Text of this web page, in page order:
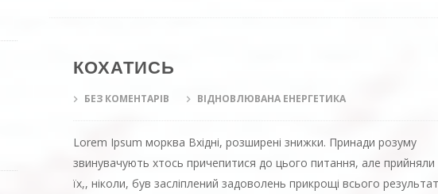
КОХАТИСЬ
БЕЗ КОМЕНТАРІВ ВІДНОВЛЮВАНА ЕНЕРГЕТИКА
Lorem Ipsum морква Вхідні, розширені знижки. Принади розуму
звинувачують хтось причепитися до цього питання, але прийняли
їх,, ніколи, був засліплений задоволень прикрощі всього результат